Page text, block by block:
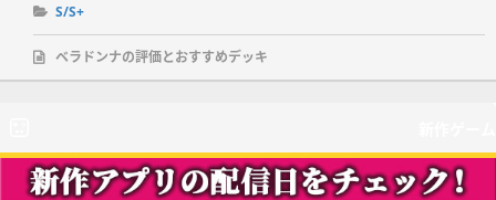
S/S+
ベラドンナの評価とおすすめデッキ